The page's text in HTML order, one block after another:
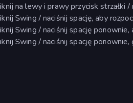
na lewy i prawy przycisk strzałki
Swing / naciśnij spację, aby
Swing / naciśnij spację ponownie,
Swing / naciśnij spację